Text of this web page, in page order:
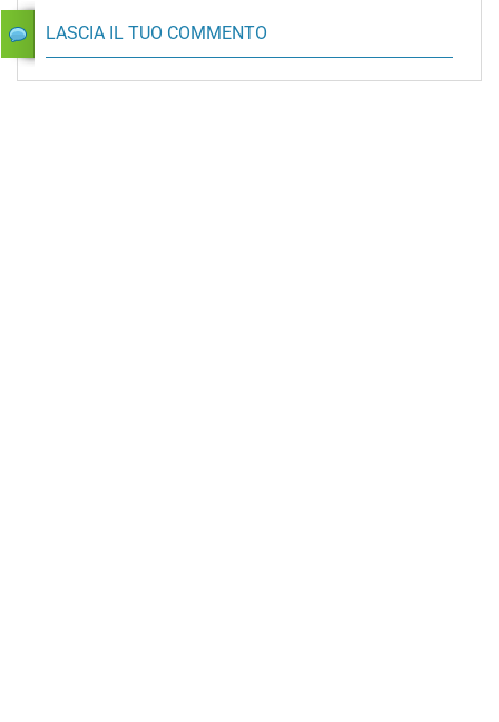
LASCIA IL TUO COMMENTO